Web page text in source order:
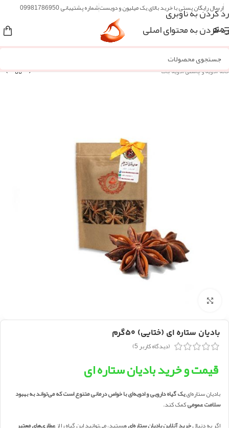
رد کردن به ناوبری
رد کردن به محتوای اصلی
ارسال رایگان پستی با خرید بالای یک میلیون و دویستشماره پشتیبانی 09981786950
منو
خانه/ادویه و چاشنی/ادویه جات
بادیان ستاره ای (ختایی) ۵۰گرم
(دیدگاه کاربر 5
)
قیمت و خرید بادیان ستاره ای
بادیان ستاره‌اییک گیاه دارویی و ادویه‌ای با خواص درمانی متنوع است که می‌تواند به بهبود
سلامت عمومیکمک کند.
اگر به دنبالخرید آنلاین بادیان ستاره‌ایهستید، می‌توانید این گیاه را ازعطاری‌های معتبر